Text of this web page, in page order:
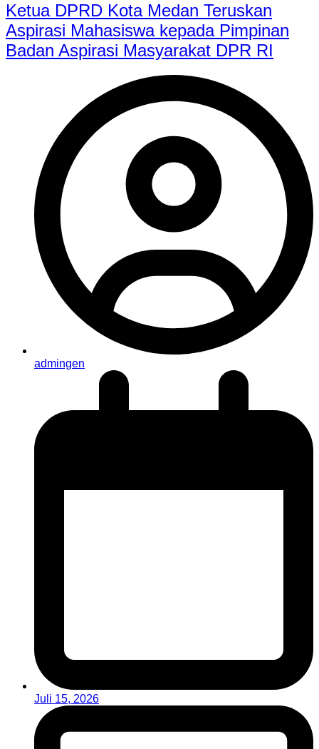
Ketua DPRD Kota Medan Teruskan
Aspirasi Mahasiswa kepada Pimpinan
Badan Aspirasi Masyarakat DPR RI
admingen
Juli 15, 2026